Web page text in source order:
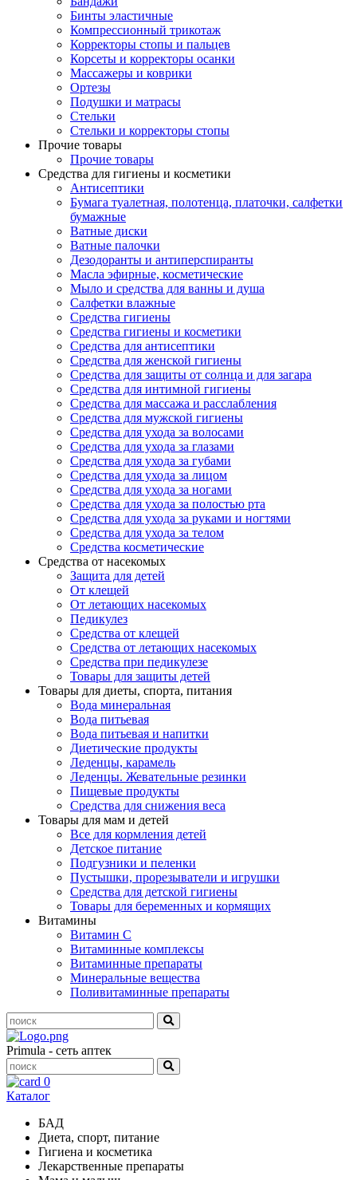
Бинты эластичные
Компрессионный трикотаж
Корректоры стопы и пальцев
Корсеты и корректоры осанки
Массажеры и коврики
Ортезы
Подушки и матрасы
Стельки
Стельки и корректоры стопы
Прочие товары
Прочие товары
Средства для гигиены и косметики
Антисептики
Бумага туалетная, полотенца, платочки, салфетки
бумажные
Ватные диски
Ватные палочки
Дезодоранты и антиперспиранты
Масла эфирные, косметические
Мыло и средства для ванны и душа
Салфетки влажные
Средства гигиены
Средства гигиены и косметики
Средства для антисептики
Средства для женской гигиены
Средства для защиты от солнца и для загара
Средства для интимной гигиены
Средства для массажа и расслабления
Средства для мужской гигиены
Средства для ухода за волосами
Средства для ухода за глазами
Средства для ухода за губами
Средства для ухода за лицом
Средства для ухода за ногами
Средства для ухода за полостью рта
Средства для ухода за руками и ногтями
Средства для ухода за телом
Средства косметические
Средства от насекомых
Защита для детей
От клещей
От летающих насекомых
Педикулез
Средства от клещей
Средства от летающих насекомых
Средства при педикулезе
Товары для защиты детей
Товары для диеты, спорта, питания
Вода минеральная
Вода питьевая
Вода питьевая и напитки
Диетические продукты
Леденцы, карамель
Леденцы. Жевательные резинки
Пищевые продукты
Средства для снижения веса
Товары для мам и детей
Все для кормления детей
Детское питание
Подгузники и пеленки
Пустышки, прорезыватели и игрушки
Средства для детской гигиены
Товары для беременных и кормящих
Витамины
Витамин С
Витаминные комплексы
Витаминные препараты
Минеральные вещества
Поливитаминные препараты
Primula - сеть аптек
0
Каталог
БАД
Диета, спорт, питание
Гигиена и косметика
Лекарственные препараты